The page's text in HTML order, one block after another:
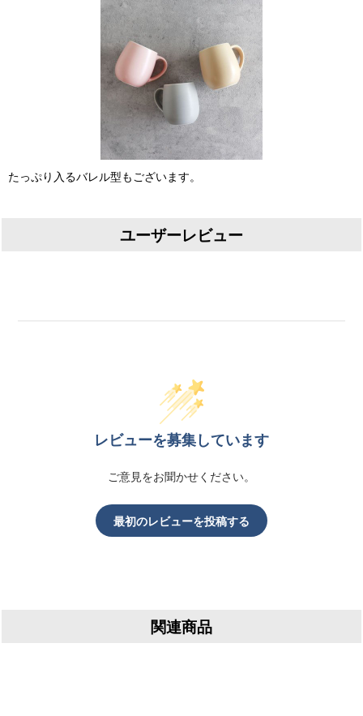
たっぷり入るバレル型もございます。
ユーザーレビュー
レビューを募集しています
ご意見をお聞かせください。
最初のレビューを投稿する
関連商品